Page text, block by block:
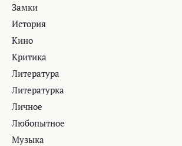
Замки
История
Кино
Критика
Литература
Литературка
Личное
Любопытное
Музыка